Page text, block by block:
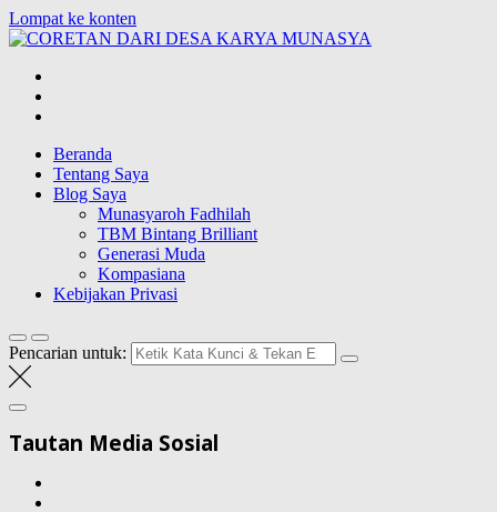
Lompat ke konten
Blog Wong Ndeso yang ingin berbagi berbagai hal di sekitarnya
Beranda
Tentang Saya
Blog Saya
Munasyaroh Fadhilah
TBM Bintang Brilliant
Generasi Muda
Kompasiana
Kebijakan Privasi
Pencarian untuk:
Tautan Media Sosial